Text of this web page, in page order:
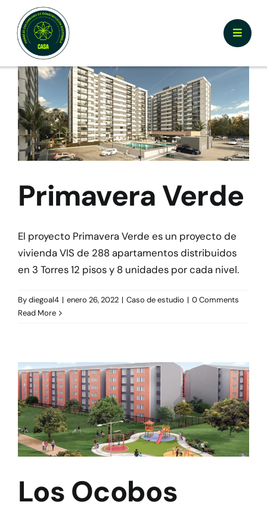
content
Toggle
Nosotros
¿Por qué Certificar CASA?
Documentos y Herramientas
Calculador y Registro
Prototipos
Herramientas
Credenciales
Plataforma CASA
Primavera Verde
El proyecto Primavera Verde es un proyecto de
vivienda VIS de 288 apartamentos distribuidos
en 3 Torres 12 pisos y 8 unidades por cada nivel.
Bydiegoal4 | enero 26, 2022 | Caso de estudio | 0 Comments
Read More
Los Ocobos